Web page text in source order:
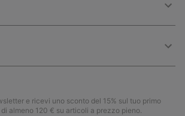
e ricevi uno sconto del 15% sul tuo primo
almeno 120 € su articoli a prezzo pieno.